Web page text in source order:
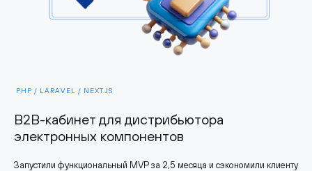
PHP / LARAVEL / NEXT.JS
B2B-кабинет для дистрибьютора
электронных компонентов
Запустили функциональный MVP за 2,5 месяца и сэкономили клиенту